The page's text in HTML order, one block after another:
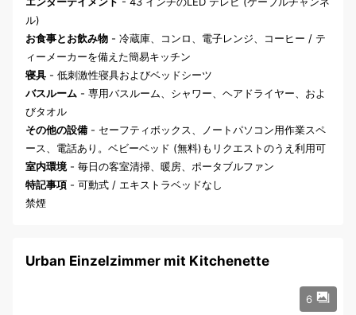
ル)
お食事とお飲み物 - 冷蔵庫、コンロ、電子レンジ、コーヒー / テ
ィーメーカーを備えた簡易キッチン
寝具 - 低刺激性寝具およびベッドシーツ
バスルーム - 専用バスルーム、シャワー、ヘアドライヤー、およ
びタオル
その他の設備 - セーフティボックス、ノートパソコン用作業スペ
ース、電話あり。ベビーベッド (無料)もリクエストのうえ利用可
室内環境 - 毎日の客室清掃、暖房、ポータブルファン
特記事項 - 可動式 / エキストラベッドなし
禁煙
Urban Einzelzimmer mit Kitchenette
6